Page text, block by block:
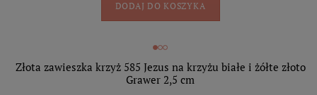
DODAJ DO KOSZYKA
Złota zawieszka krzyż 585 Jezus na krzyżu białe i żółte złoto
Grawer 2,5 cm